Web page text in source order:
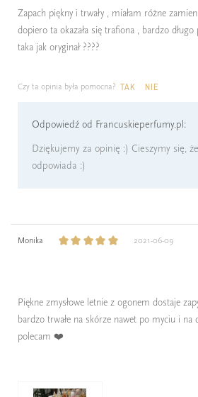
Zapach piękny i trwały , miałam różne
dopiero ta okazała się trafiona , bardzo
taka jak oryginał ????
Czy ta opinia była pomocna? TAK NIE
Odpowiedź od Francuskieperfumy.pl:
Dziękujemy za opinię :) Cieszymy się,
odpowiada :)
Monika 2021-06-09
Piękne zmysłowe letnie z ogonem dostaje
bardzo trwałe na skórze nawet po myciu i na
polecam ❤️